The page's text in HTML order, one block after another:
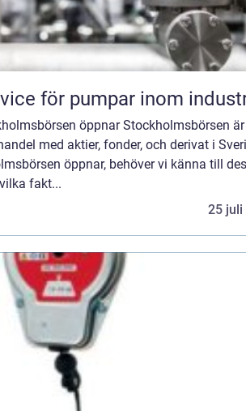
för pumpar inom
öppnar Stockholmsbörsen
med aktier, fonder, och derivat i
öppnar, behöver vi känna till
fakt...
25 juli